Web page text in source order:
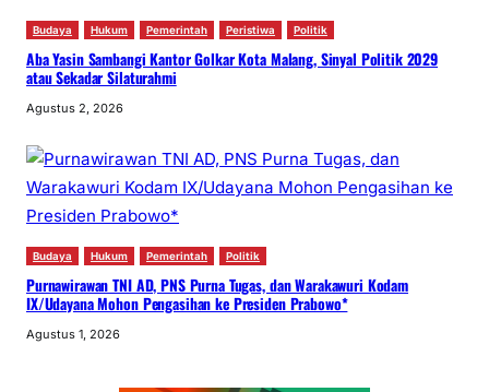
Budaya Hukum Pemerintah Peristiwa Politik
Aba Yasin Sambangi Kantor Golkar Kota Malang, Sinyal Politik 2029
atau Sekadar Silaturahmi
Agustus 2, 2026
Budaya Hukum Pemerintah Politik
Purnawirawan TNI AD, PNS Purna Tugas, dan Warakawuri Kodam
IX/Udayana Mohon Pengasihan ke Presiden Prabowo*
Agustus 1, 2026